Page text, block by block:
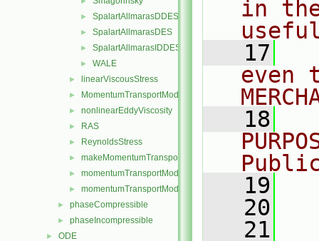
► SpalartAllmarasDDES
► SpalartAllmarasDES
► SpalartAllmarasIDDES
► WALE
► linearViscousStress
► MomentumTransportModel
► nonlinearEddyViscosity
► RAS
► ReynoldsStress
► makeMomentumTransportModel.H
► momentumTransportModel.C
► momentumTransportModel.H
► phaseCompressible
► phaseIncompressible
► ODE
in
   17
even
   18
   19
   20
   21